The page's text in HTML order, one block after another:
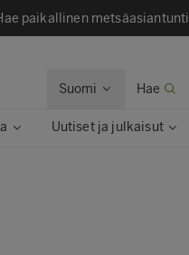
paikallinen
Suomi Hae
Uutiset ja julkaisut